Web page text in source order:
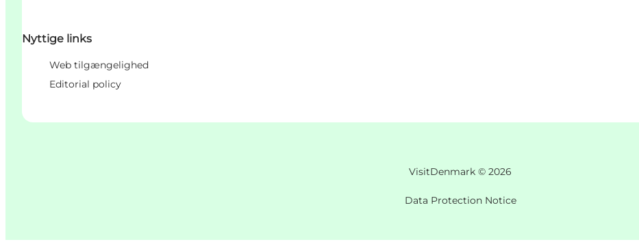
Nyttige links
Web tilgængelighed
Editorial policy
VisitDenmark © 2026
Data Protection Notice